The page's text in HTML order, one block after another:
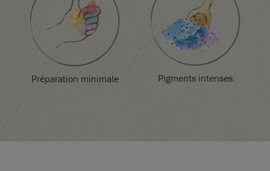
des peintures
aux couleurs
un
Préparation minimale Pigments intenses